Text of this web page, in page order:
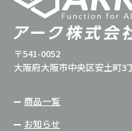
〒541-0052
大阪府大阪市中央区安土町3
商品一覧
お知らせ